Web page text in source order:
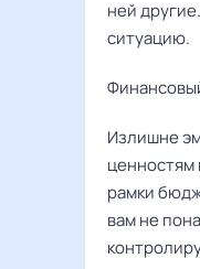
ней
ситуацию.
Излишне
ценностям
рамки
вам не